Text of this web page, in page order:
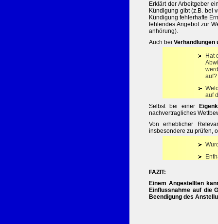
Erklärt der Arbeitgeber
Kündigung gibt (z.B. bei
Kündigung fehlerhafte
fehlendes Angebot zur
anhörung).
Auch bei Verhandlungen
Hat
auf?
auf
Selbst bei einer
nachvertragliches
Von erheblicher
insbesondere zu prüfen,
FAZIT:
Einem Angestellten
Einflussnahme auf die
Beendigung des